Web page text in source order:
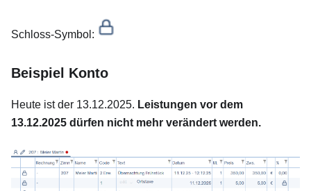
Schloss-Symbol:
Beispiel Konto
Heute ist der 13.12.2025. Leistungen vor dem
13.12.2025 dürfen nicht mehr verändert werden.